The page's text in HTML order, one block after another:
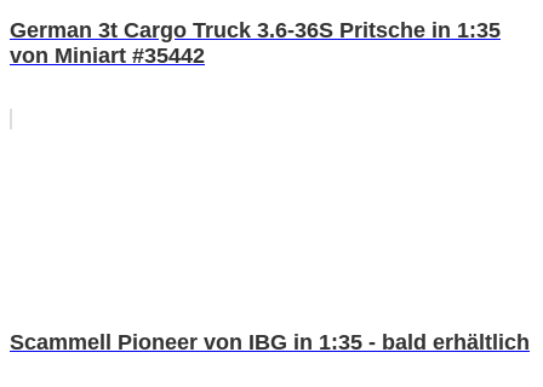
German 3t Cargo Truck 3.6-36S Pritsche in 1:35
von Miniart #35442
Scammell Pioneer von IBG in 1:35 - bald erhältlich